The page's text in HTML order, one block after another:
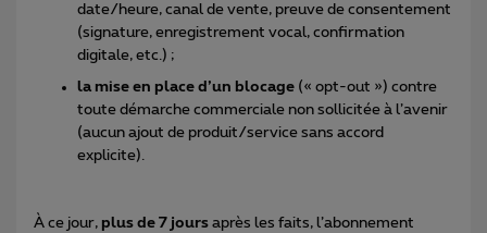
date/heure, canal de vente, preuve de consentement
(signature, enregistrement vocal, confirmation
digitale, etc.) ;
la mise en place d’un blocage (« opt-out ») contre
toute démarche commerciale non sollicitée à l’avenir
(aucun ajout de produit/service sans accord
explicite).
À ce jour, plus de 7 jours après les faits, l’abonnement